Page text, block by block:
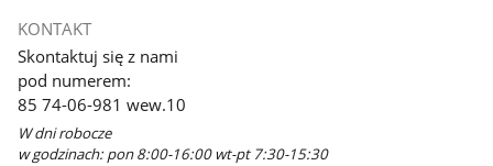
KONTAKT
Skontaktuj się z nami
pod numerem:
85 74-06-981 wew.10
W dni robocze
w godzinach: pon 8:00-16:00 wt-pt 7:30-15:30